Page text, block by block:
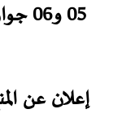
05 و06 جوان 2026 على مستوى الجامعة